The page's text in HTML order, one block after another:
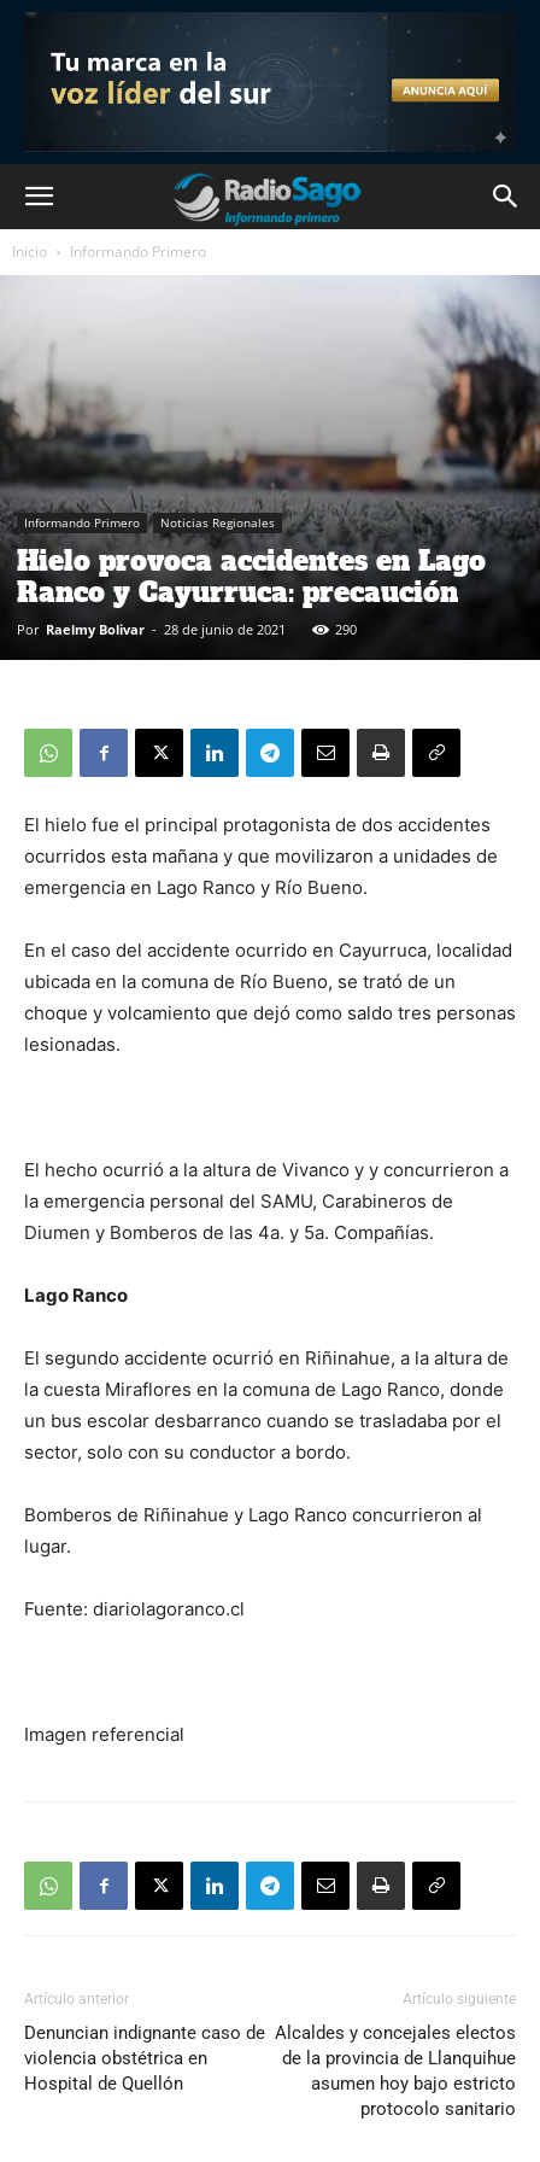
Inicio Informando Primero
Informando Primero Noticias Regionales
Hielo provoca accidentes en Lago
Ranco y Cayurruca: precaución
Por Raelmy Bolivar - 28 de junio de 2021 290
El hielo fue el principal protagonista de dos accidentes
ocurridos esta mañana y que movilizaron a unidades de
emergencia en Lago Ranco y Río Bueno.
En el caso del accidente ocurrido en Cayurruca, localidad
ubicada en la comuna de Río Bueno, se trató de un
choque y volcamiento que dejó como saldo tres personas
lesionadas.
El hecho ocurrió a la altura de Vivanco y y concurrieron a
la emergencia personal del SAMU, Carabineros de
Diumen y Bomberos de las 4a. y 5a. Compañías.
Lago Ranco
El segundo accidente ocurrió en Riñinahue, a la altura de
la cuesta Miraflores en la comuna de Lago Ranco, donde
un bus escolar desbarranco cuando se trasladaba por el
sector, solo con su conductor a bordo.
Bomberos de Riñinahue y Lago Ranco concurrieron al
lugar.
Fuente: diariolagoranco.cl
Imagen referencial
Artículo anterior
Denuncian indignante caso de
violencia obstétrica en
Hospital de Quellón
Artículo siguiente
Alcaldes y concejales electos
de la provincia de Llanquihue
asumen hoy bajo estricto
protocolo sanitario